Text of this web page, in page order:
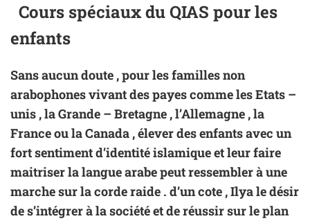
Cours spéciaux duQIAS pour les
enfants
Sans aucun doute , pour les familles non
arabophones vivant des payes comme les Etats –
unis , la Grande – Bretagne , l’Allemagne , la
France ou la Canada , élever des enfants avec un
fort sentiment d’identité islamique et leur faire
maitriser la langue arabe peut ressembler à une
marche sur la corde raide . d’un cote , Ilya le désir
de s’intégrer à la société et de réussir sur le plan